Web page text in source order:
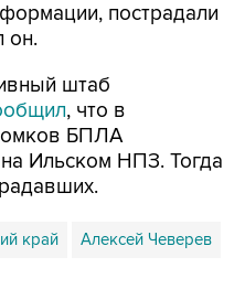
пострадали
он.
штаб
, что в
БПЛА
Ильском НПЗ. Тогда
край Алексей Чеверев